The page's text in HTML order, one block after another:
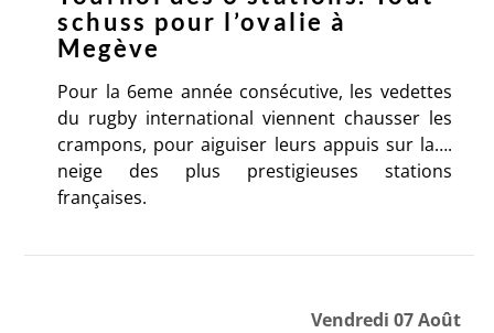
schuss pour l’ovalie à
Megève
Pour la 6eme année consécutive, les vedettes
du rugby international viennent chausser les
crampons, pour aiguiser leurs appuis sur la….
neige des plus prestigieuses stations
françaises.
Vendredi 07 Août